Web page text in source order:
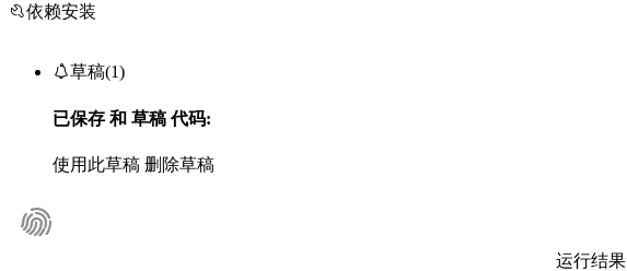
依赖安装
草稿(1)
已保存 和 草稿代码:
使用此草稿 删除草稿
运行结果